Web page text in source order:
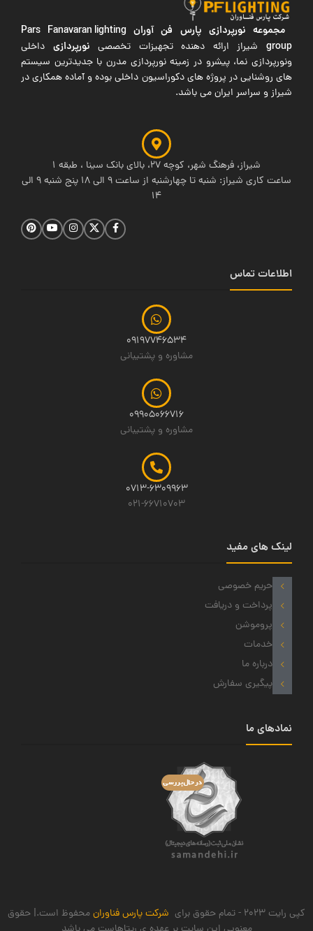
مجموعه نورپردازی پارس فن آوران Pars Fanavaran lighting
groupشیراز ارائه دهنده تجهیزات تخصصی نورپردازی داخلی
ونورپردازی نما، پیشرو در زمینه نورپردازی مدرن با جدیدترین سیستم
های روشنایی در پروژه های دکوراسیون داخلی بوده و آماده همکاری در
شیراز و سراسر ایران می باشد.
شیراز، فرهنگ شهر، کوچه 27، بالای بانک سینا ، طبقه 1
ساعت کاری شیراز: شنبه تا چهارشنبه از ساعت 9 الی 18 پنج شنبه 9 الی
14
اطلاعات تماس
09197746534
مشاوره و پشتیبانی
09905066716
مشاوره و پشتیبانی
0713-6309963
021-66710703
لینک های مفید
حریم خصوصی
پرداخت و دریافت
پروموشن
خدمات
درباره ما
پیگیری سفارش
نمادهای ما
کپی رایت 2023 - تمام حقوق برای شرکت پارس فناورانمحفوظ است.| حقوق